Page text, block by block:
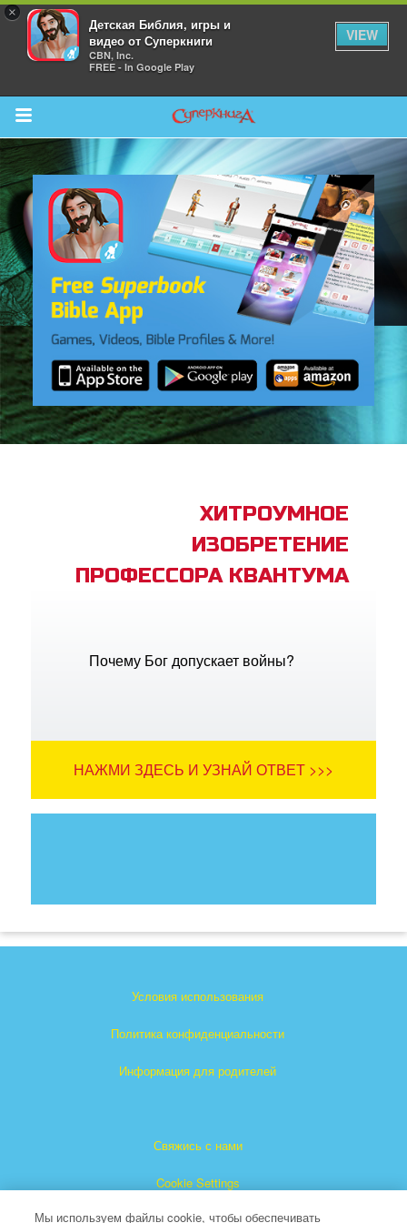
×
Детская Библия, игры и
видео от Суперкниги
CBN, Inc.
FREE - In Google Play
VIEW
Return to Content
Bible App
ХИТРОУМНОЕ
ИЗОБРЕТЕНИЕ
ПРОФЕССОРА КВАНТУМА
Почему Бог допускает войны?
НАЖМИ ЗДЕСЬ И УЗНАЙ ОТВЕТ >>>
Условия использования
Политика конфиденциальности
Информация для родителей
Свяжись с нами
Cookie Settings
Мы используем файлы cookie, чтобы обеспечивать